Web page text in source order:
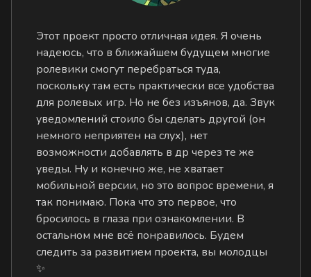
Этот проект просто отличная идея. Я очень
надеюсь, что в ближайшем будущем многие
ролевики смогут перебраться туда,
поскольку там есть практически все удобства
для ролевых игр. Но не без изъянов, да. Звук
уведомлений стоило бы сделать другой (он
немного неприятен на слух), нет
возможности добавлять в др через те же
уведы. Ну и конечно же, не хватает
мобильной версии, но это вопрос времени, я
так понимаю. Пока что это первое, что
бросилось в глаза при ознакомлении. В
остальном мне всё понравилось. Будем
следить за развитием проекта, вы молодцы
✨